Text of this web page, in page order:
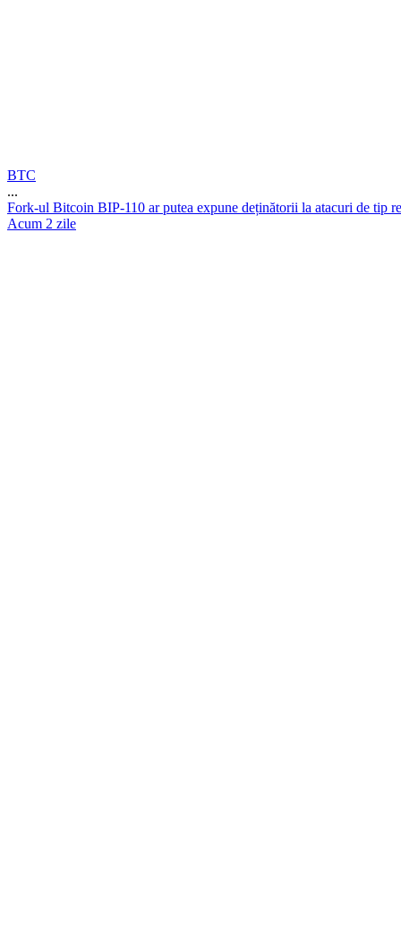
BTC
...
Fork-ul Bitcoin BIP-110 ar putea expune deținătorii la atacuri de tip re
Acum 2 zile